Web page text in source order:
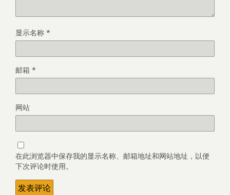
显示名称 *
邮箱 *
网站
在此浏览器中保存我的显示名称、邮箱地址和网站地址，以便
下次评论时使用。